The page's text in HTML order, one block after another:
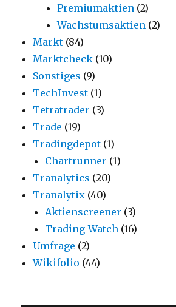
Premiumaktien (2)
Wachstumsaktien (2)
Markt (84)
Marktcheck (10)
Sonstiges (9)
TechInvest (1)
Tetratrader (3)
Trade (19)
Tradingdepot (1)
Chartrunner (1)
Tranalytics (20)
Tranalytix (40)
Aktienscreener (3)
Trading-Watch (16)
Umfrage (2)
Wikifolio (44)